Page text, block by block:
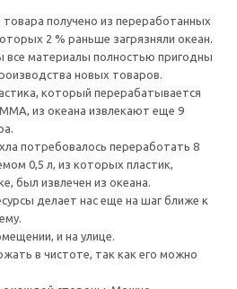
товара получено из переработанных
2 % раньше загрязняли океан.
все материалы полностью пригодны
новых товаров.
который перерабатывается
из океана извлекают еще 9
потребовалось переработать 8
0,5 л, из которых пластик,
был извлечен из океана.
делает нас еще на шаг ближе к
и на улице.
в чистоте, так как его можно